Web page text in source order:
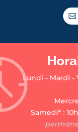
Lundi - Mardi -
Samedi* :